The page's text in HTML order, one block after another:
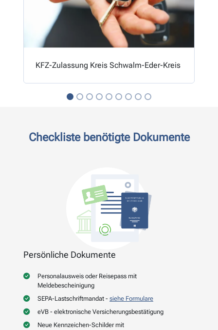
KFZ-Zulassung Kreis Schwalm-Eder-Kreis
Checkliste benötigte Dokumente
Persönliche Dokumente
Personalausweis oder Reisepass mit
Meldebescheinigung
SEPA-Lastschriftmandat - siehe Formulare
eVB - elektronische Versicherungsbestätigung
Neue Kennzeichen-Schilder mit